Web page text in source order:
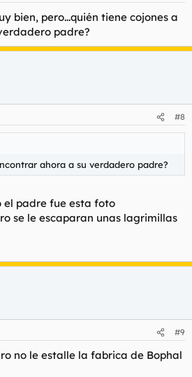
bien, pero...quién tiene cojones a
padre?
#8
ahora a su verdadero padre?
el padre fue esta foto
se le escaparan unas lagrimillas
#9
no le estalle la fabrica de Bophal